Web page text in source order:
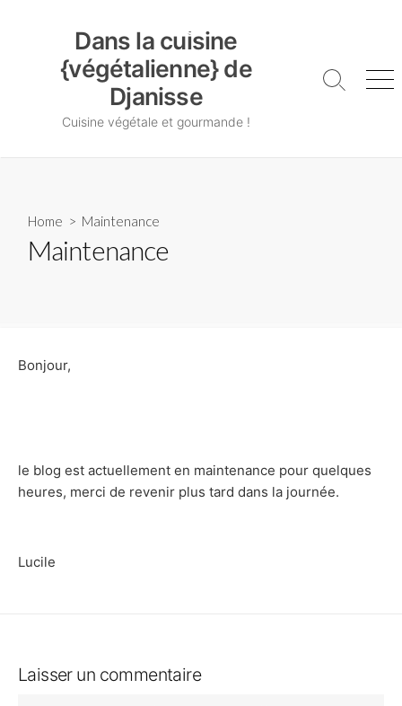
Dans la cuisine
{végétalienne} de
Djanisse
Cuisine végétale et gourmande !
Search
Home > Maintenance
Maintenance
Bonjour,
le blog est actuellement en maintenance pour quelques
heures, merci de revenir plus tard dans la journée.
Lucile
Laisser un commentaire